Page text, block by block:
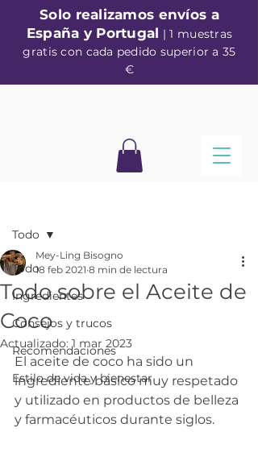
Solo realizamos envíos a
España y Portugal | 1 muestras
gratis con cada pedido superior a 35
€
Todo
Ingredientes
Consejos y trucos
Recomendaciones
Estilo de vida y bienestar
Todo
Todo sobre el Aceite de
Coco
Mey-Ling Bisogno
18 feb 2021 8 min de lectura
Actualizado: 1 mar 2023
El aceite de coco ha sido un
ingrediente básico muy respetado
y utilizado en productos de belleza
y farmacéuticos durante siglos.